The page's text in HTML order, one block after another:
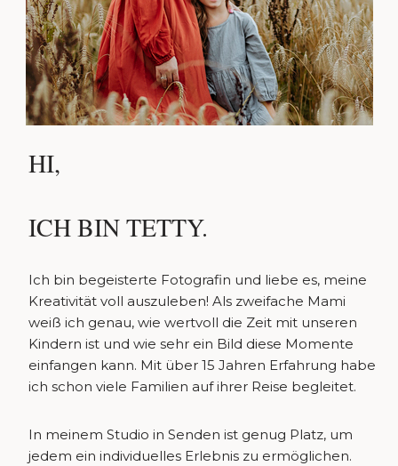
HI,
ICH BIN TETTY.
Ich bin begeisterte Fotografin und liebe es, meine
Kreativität voll auszuleben! Als zweifache Mami
weiß ich genau, wie wertvoll die Zeit mit unseren
Kindern ist und wie sehr ein Bild diese Momente
einfangen kann. Mit über 15 Jahren Erfahrung habe
ich schon viele Familien auf ihrer Reise begleitet.
In meinem Studio in Senden ist genug Platz, um
jedem ein individuelles Erlebnis zu ermöglichen.